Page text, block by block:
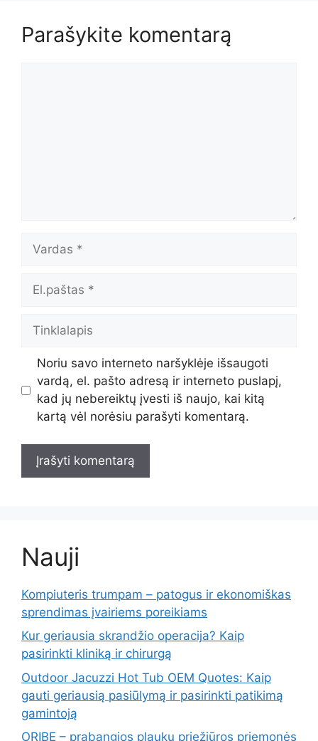
Parašykite komentarą
Vardas
El.paštas
Tinklalapis
Noriu savo interneto naršyklėje išsaugoti
vardą, el. pašto adresą ir interneto puslapį,
kad jų nebereiktų įvesti iš naujo, kai kitą
kartą vėl norėsiu parašyti komentarą.
Nauji
Kompiuteris trumpam – patogus ir ekonomiškas
sprendimas įvairiems poreikiams
Kur geriausia skrandžio operacija? Kaip
pasirinkti kliniką ir chirurgą
Outdoor Jacuzzi Hot Tub OEM Quotes: Kaip
gauti geriausią pasiūlymą ir pasirinkti patikimą
gamintoją
ORIBE – prabangios plaukų priežiūros priemonės